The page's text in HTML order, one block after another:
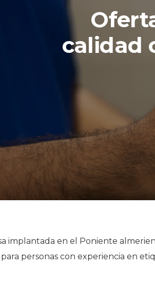
calidad
implantada en el Poniente
personas con experiencia en